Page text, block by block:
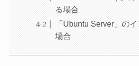
る場合
「Ubuntu Server」の
場合